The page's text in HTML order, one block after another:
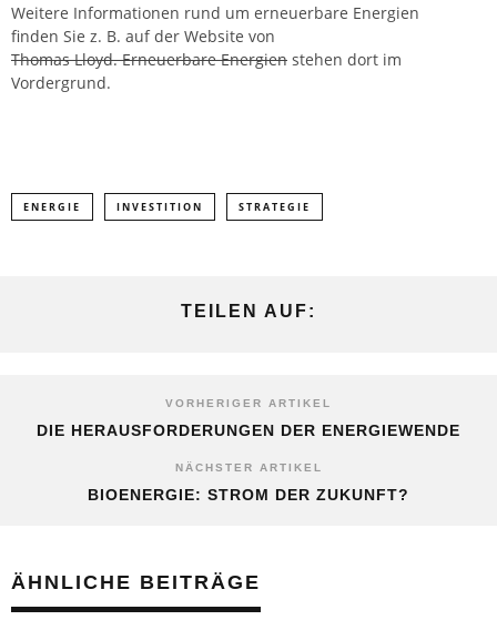
Weitere Informationen rund um erneuerbare Energien
finden Sie z. B. auf der Website von
Thomas Lloyd. Erneuerbare Energien stehen dort im
Vordergrund.
ENERGIE INVESTITION STRATEGIE
TEILEN AUF:
VORHERIGER ARTIKEL
DIE HERAUSFORDERUNGEN DER ENERGIEWENDE
NÄCHSTER ARTIKEL
BIOENERGIE: STROM DER ZUKUNFT?
ÄHNLICHE BEITRÄGE